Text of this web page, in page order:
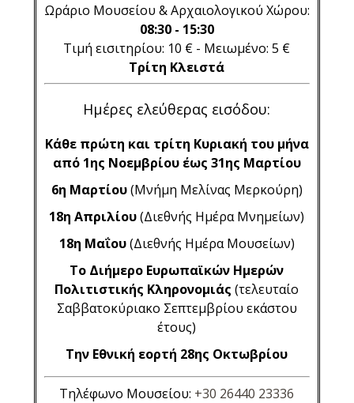
Ωράριο Μουσείου & Αρχαιολογικού Χώρου:
08:30 - 15:30
Τιμή εισιτηρίου: 10 € - Μειωμένο: 5 €
Τρίτη Κλειστά
Ημέρες ελεύθερας εισόδου:
Κάθε πρώτη και τρίτη Κυριακή του μήνα
από 1ης Νοεμβρίου έως 31ης Μαρτίου
6η Μαρτίου(Μνήμη Μελίνας Μερκούρη)
18η Απριλίου(Διεθνής Ημέρα Μνημείων)
18η Μαΐου(Διεθνής Ημέρα Μουσείων)
Το Διήμερο Ευρωπαϊκών Ημερών
Πολιτιστικής Κληρονομιάς (τελευταίο
Σαββατοκύριακο Σεπτεμβρίου εκάστου
έτους)
Την Εθνική εορτή 28ης Οκτωβρίου
Τηλέφωνο Μουσείου: +30 26440 23336